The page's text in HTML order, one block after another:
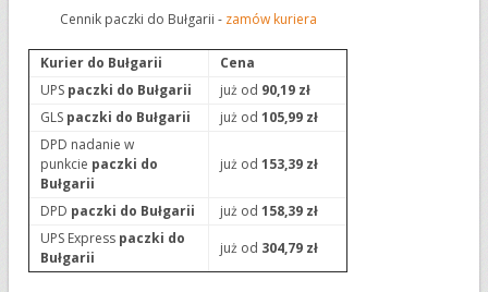
Cennik paczki do Bułgarii - zamów kuriera
Kurier do Bułgarii
Cena
UPS paczki do Bułgarii już od 90,19 zł
GLS paczki do Bułgarii już od105,99 zł
DPD nadanie w
punkcie paczki do
Bułgarii
już od153,39 zł
DPD paczki do Bułgarii już od158,39 zł
UPS Express paczki do
Bułgarii
już od 304,79 zł